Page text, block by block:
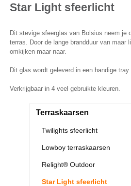
Star Light sfeerlicht
Dit stevige sfeerglas van Bolsius neem je
terras. Door de lange brandduur van maar
omkijken maar naar.
Dit glas wordt geleverd in een handige tray
Verkrijgbaar in 4 veel gebruikte kleuren.
Terraskaarsen
Twilights sfeerlicht
Lowboy terraskaarsen
Relight® Outdoor
Star Light sfeerlicht